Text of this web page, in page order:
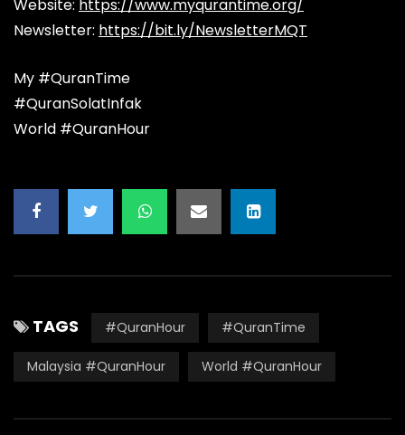
Website: https://www.myqurantime.org/
Newsletter: https://bit.ly/NewsletterMQT
My #QuranTime
#QuranSolatInfak
World #QuranHour
TAGS #QuranHour #QuranTime
Malaysia #QuranHour World #QuranHour